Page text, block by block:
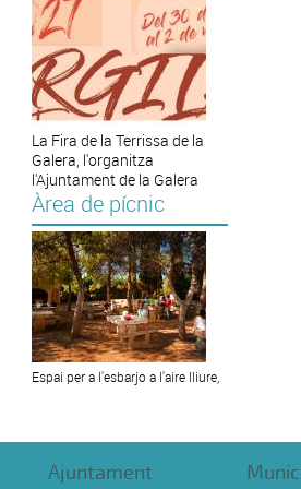
La Fira de la Terrissa de la
Galera, l'organitza
l'Ajuntament de la Galera
Àrea de pícnic
Espai per a l'esbarjo a l'aire lliure,
Ajuntament